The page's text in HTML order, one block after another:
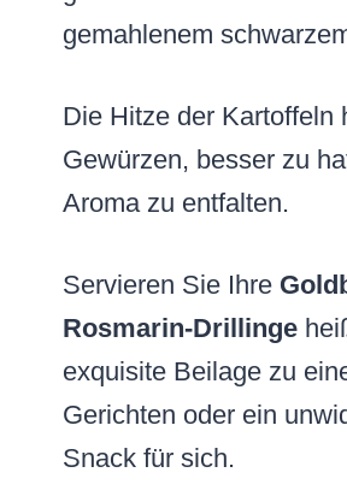
gemahlenem
Die Hitze der Kartoffeln
Gewürzen, besser zu
Aroma zu entfalten.
Servieren Sie Ihre
Rosmarin-Drillinge
exquisite Beilage zu
Gerichten oder ein
Snack für sich.